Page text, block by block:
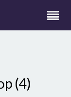
(4)